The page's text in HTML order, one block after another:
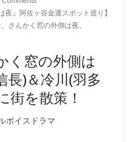
夜』阿佐ヶ谷金運スポット巡り】
さんかく窓の外側は夜
く窓の外側は
長)＆冷川(羽多
街を散策！
ボイスドラマ